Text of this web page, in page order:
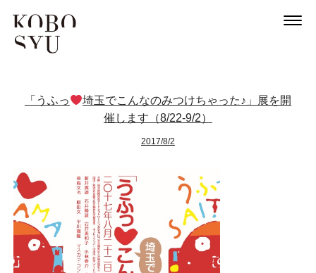
「うふっ
埼玉でこんなのみつけちゃった♪」展を開
催します（8/22-9/2）
2017/8/2